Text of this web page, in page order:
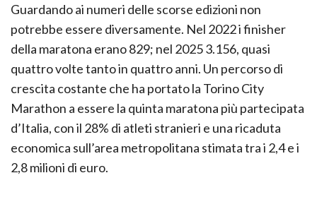
Guardando ai numeri delle scorse edizioni non
potrebbe essere diversamente. Nel 2022 i finisher
della maratona erano 829; nel 2025 3.156, quasi
quattro volte tanto in quattro anni. Un percorso di
crescita costante che ha portato la Torino City
Marathon a essere la quinta maratona più partecipata
d’Italia, con il 28% di atleti stranieri e una ricaduta
economica sull’area metropolitana stimata tra i 2,4 e i
2,8 milioni di euro.